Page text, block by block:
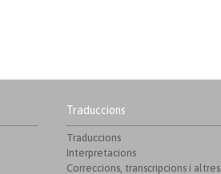
Traduccions
Traduccions
Interpretacions
Correccions, transcripcions i altres